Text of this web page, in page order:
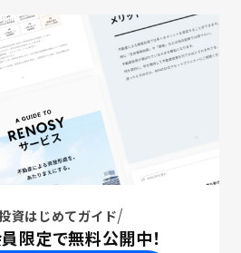
資はじめてガイド
限定で無料公開中！